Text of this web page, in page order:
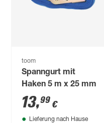
toom
Spanngurt mit
Haken 5 m x 25 mm
13,99 €
Lieferung nach Hause